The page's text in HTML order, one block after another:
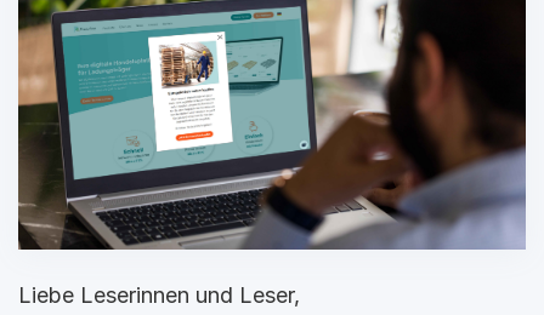
Liebe Leserinnen und Leser,